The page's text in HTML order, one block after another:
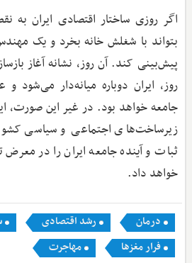
اگر روزی ساختار اقتصادی ایران به
بتواند با شغلش خانه بخرد و یک
پیش‌بینی کند. آن روز، نشانه آغاز
روز، ایران دوباره میانه‌دار می‌شود
جامعه خواهد بود. در غیر این صورت،
زیرساخت‌های اجتماعی و سیاسی
ثبات و آینده جامعه ایران را در
خواهد داد.
درمان رشد اقتصادی
فرار مغزها
مهاجرت